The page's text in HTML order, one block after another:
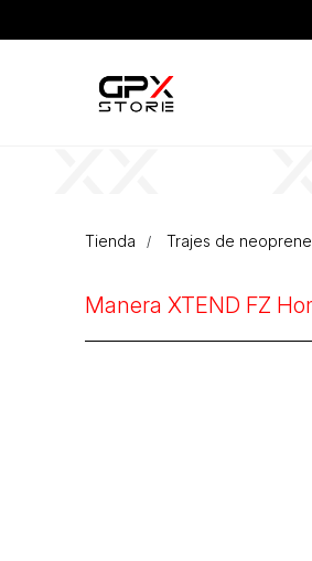
Tienda Trajes de neoprene
Manera XTEND FZ